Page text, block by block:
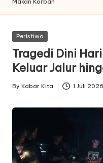
b
a
r
K
it
Makan Korban
Posted
Peristiwa
Tragedi Dini
Keluar Jalur
Posted
By Kabar Kita 1 Juli 2026